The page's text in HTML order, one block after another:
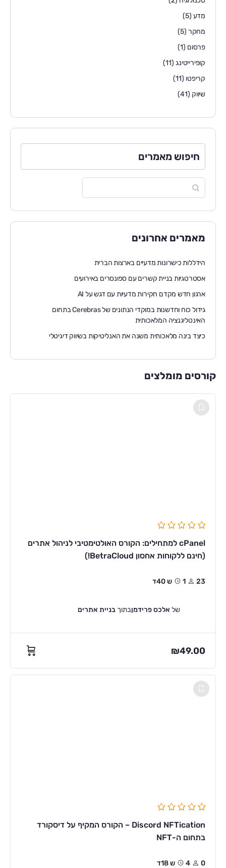
מדע (5)
מחקר (5)
פרסום (1)
קופירייטינג(11)
קריפטו (11)
שיווק (41)
חיפוש מאמרים
מאמרים אחרונים
הידללות כישרונות מדעיים בארצות הברית
אסטרטגיות בניית קשרים עם ספונסרים באירועים
ארגון חדש מקדם חקירות מדעיות עם דגש על AI
גידול כוח וחדשנות במוקדי הנתונים של Cerebras בתחום
האינטליגנציה המלאכותית
כיצד בינה מלאכותית משנה את האנליטיקות בשיווק דיגיטלי
קורסים מומלצים
cPanel למתחילים: הקורס האולטימטיבי לניהול אתרים
(חינם ללקוחות אחסון BetraCloud!)
23 1ש 40ד
של אלכס פרידמןבתוך בניית אתרים
₪49.00
Discord NFTication – הקורס המקיף על דיסקורד
בתחום ה-NFT
0 4ש 18ד